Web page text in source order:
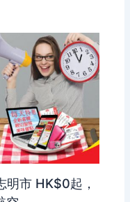
明市 HK$0起，